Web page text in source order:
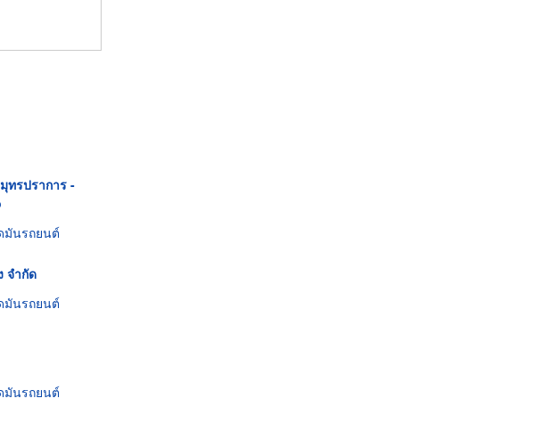
ทรปราการ -
มันรถยนต์
จำกัด
มันรถยนต์
มันรถยนต์